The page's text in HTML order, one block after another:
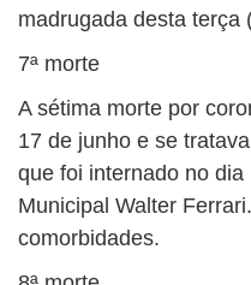
madrugada desta terça
7ª morte
A sétima morte por
17 de junho e se
que foi internado no dia
Municipal Walter
comorbidades.